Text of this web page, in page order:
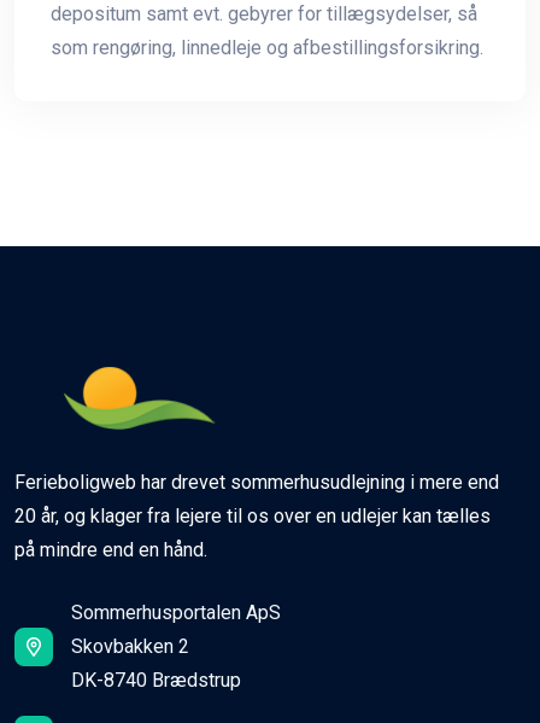
depositum samt evt. gebyrer for tillægsydelser, så
som rengøring, linnedleje og afbestillingsforsikring.
Ferieboligweb har drevet sommerhusudlejning i mere end
20 år, og klager fra lejere til os over en udlejer kan tælles
på mindre end en hånd.
Sommerhusportalen ApS
Skovbakken 2
DK-8740 Brædstrup